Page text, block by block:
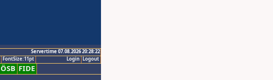
Servertime 07.08.2026 20:28:22
Logout
Login
FontSize:11pt
ÖSB FIDE